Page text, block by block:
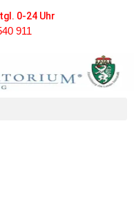
0-24 Uhr
911